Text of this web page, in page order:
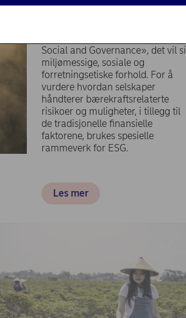
Social and Governance», det vil si
miljømessige, sosiale og
forretningsetiske forhold. For å
vurdere hvordan selskaper
håndterer bærekraftsrelaterte
risikoer og muligheter, i tillegg til
de tradisjonelle finansielle
faktorene, brukes spesielle
rammeverk for ESG.
Les mer